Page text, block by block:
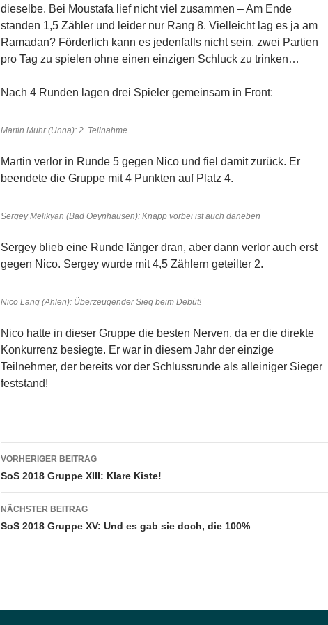
dieselbe. Bei Moustafa lief nicht viel zusammen – Am Ende
standen 1,5 Zähler und leider nur Rang 8. Vielleicht lag es ja am
Ramadan? Förderlich kann es jedenfalls nicht sein, zwei Partien
pro Tag zu spielen ohne einen einzigen Schluck zu trinken…
Nach 4 Runden lagen drei Spieler gemeinsam in Front:
Martin Muhr (Unna): 2. Teilnahme
Martin verlor in Runde 5 gegen Nico und fiel damit zurück. Er
beendete die Gruppe mit 4 Punkten auf Platz 4.
Sergey Melikyan (Bad Oeynhausen): Knapp vorbei ist auch daneben
Sergey blieb eine Runde länger dran, aber dann verlor auch erst
gegen Nico. Sergey wurde mit 4,5 Zählern geteilter 2.
Nico Lang (Ahlen): Überzeugender Sieg beim Debüt!
Nico hatte in dieser Gruppe die besten Nerven, da er die direkte
Konkurrenz besiegte. Er war in diesem Jahr der einzige
Teilnehmer, der bereits vor der Schlussrunde als alleiniger Sieger
feststand!
Beitragsnavigation
VORHERIGER BEITRAG
SoS 2018 Gruppe XIII: Klare Kiste!
NÄCHSTER BEITRAG
SoS 2018 Gruppe XV: Und es gab sie doch, die 100%